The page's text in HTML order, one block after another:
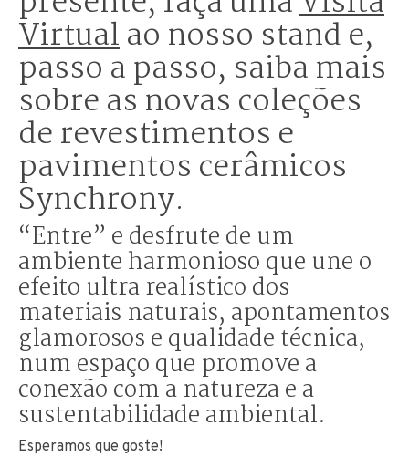
Virtualao nosso stand e,
passo a passo, saiba mais
sobre as novas coleções
de revestimentos e
pavimentos cerâmicos
Synchrony.
“Entre” e desfrute de um
ambiente harmonioso que une o
efeito ultra realístico dos
materiais naturais, apontamentos
glamorosos e qualidade técnica,
num espaço que promove a
conexão com a natureza e a
sustentabilidade ambiental.
Esperamos que goste!